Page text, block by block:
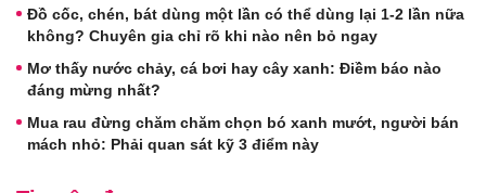
Đồ cốc, chén, bát dùng một lần có thể dùng lại 1-2 lần nữa
không? Chuyên gia chỉ rõ khi nào nên bỏ ngay
Mơ thấy nước chảy, cá bơi hay cây xanh: Điềm báo nào
đáng mừng nhất?
Mua rau đừng chăm chăm chọn bó xanh mướt, người bán
mách nhỏ: Phải quan sát kỹ 3 điểm này